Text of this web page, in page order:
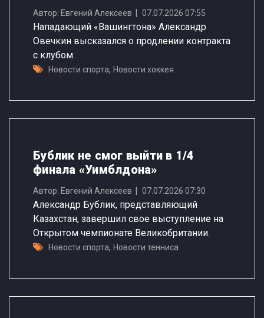
Автор: Евгений Алексеев 07.07.2026 07:55
Нападающий «Вашингтона» Александр
Овечкин высказался о продлении контракта
с клубом.
Новости спорта, Новости хоккея
Бублик не смог выйти в 1/4
финала «Уимблдона»
Автор: Евгений Алексеев 07.07.2026 07:30
Александр Бублик, представляющий
Казахстан, завершил свое выступление на
Открытом чемпионате Великобритании.
Новости спорта, Новости тенниса